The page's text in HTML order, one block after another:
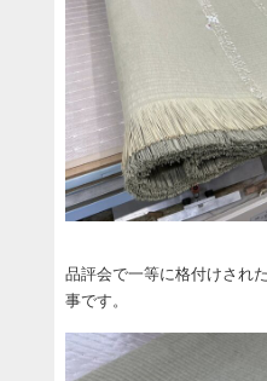
品評会で一等に格付けされ
事です。